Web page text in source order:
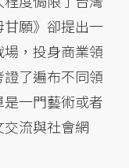
願》卻提出一
，投身商業領
了遍布不同領
一門藝術或者
流與社會網